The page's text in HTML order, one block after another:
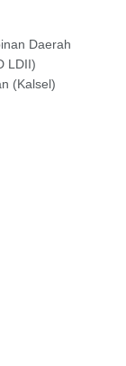
Daerah
LDII)
(Kalsel)